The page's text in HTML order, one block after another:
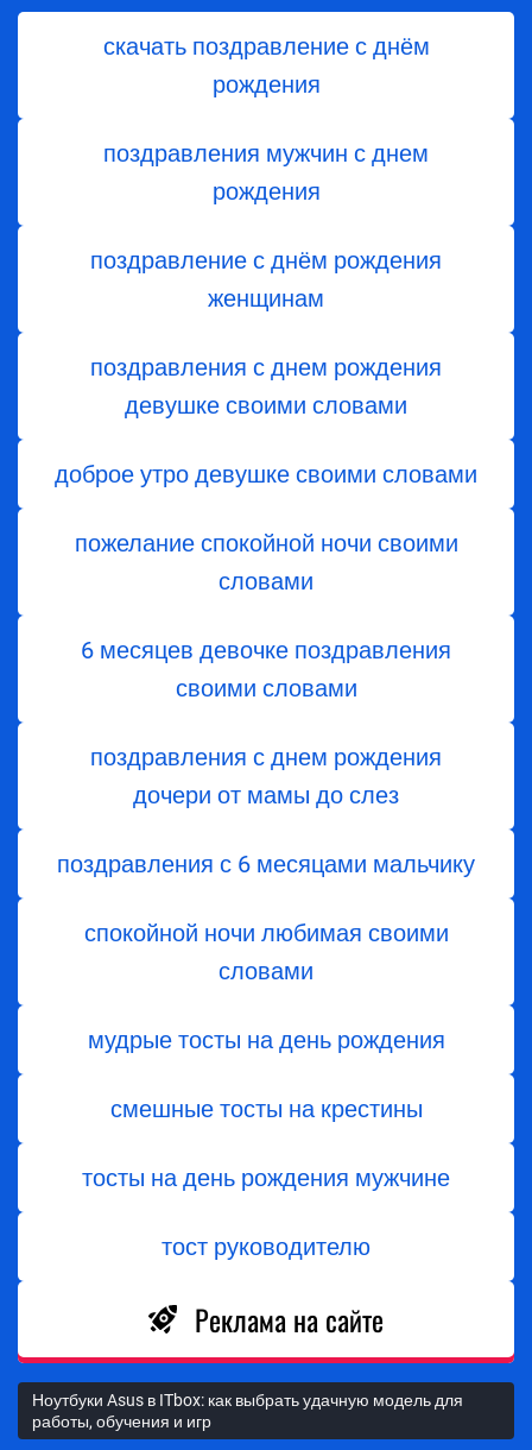
скачать поздравление с днём
рождения
поздравления мужчин с днем
рождения
поздравление с днём рождения
женщинам
поздравления с днем рождения
девушке своими словами
доброе утро девушке своими словами
пожелание спокойной ночи своими
словами
6 месяцев девочке поздравления
своими словами
поздравления с днем ​​рождения
дочери от мамы до слез
поздравления с 6 месяцами мальчику
спокойной ночи любимая своими
словами
мудрые тосты на день рождения
смешные тосты на крестины
тосты на день рождения мужчине
тост руководителю
Реклама на сайте
Ноутбуки Asus в ITbox: как выбрать удачную модель для
работы, обучения и игр